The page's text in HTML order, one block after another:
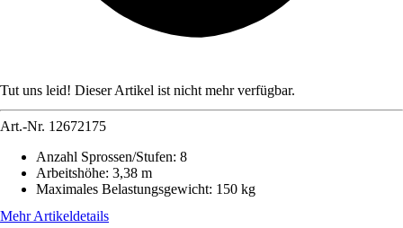
Tut uns leid! Dieser Artikel ist nicht mehr verfügbar.
Art.-Nr. 12672175
Anzahl Sprossen/Stufen: 8
Arbeitshöhe: 3,38 m
Maximales Belastungsgewicht: 150 kg
Mehr Artikeldetails